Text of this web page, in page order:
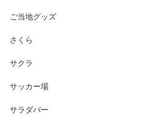
ご当地グッズ
さくら
サクラ
サッカー場
サラダバー